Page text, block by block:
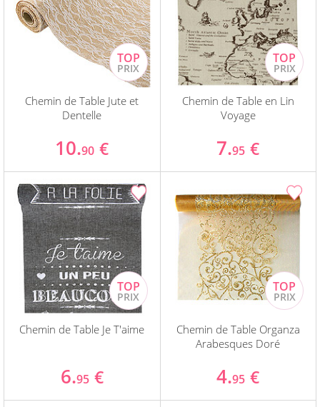
Chemin de Table Jute et
Dentelle
10.90 €
Chemin de Table en Lin
Voyage
7.95 €
Chemin de Table Je T'aime
6.95 €
Chemin de Table Organza
Arabesques Doré
4.95 €